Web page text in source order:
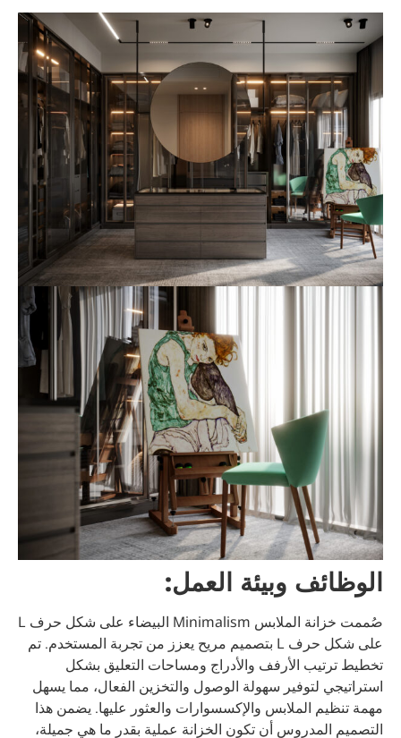
الوظائف وبيئة العمل:
صُممت خزانة الملابس Minimalism البيضاء على شكل حرف L
على شكل حرف L بتصميم مريح يعزز من تجربة المستخدم. تم
تخطيط ترتيب الأرفف والأدراج ومساحات التعليق بشكل
استراتيجي لتوفير سهولة الوصول والتخزين الفعال، مما يسهل
مهمة تنظيم الملابس والإكسسوارات والعثور عليها. يضمن هذا
التصميم المدروس أن تكون الخزانة عملية بقدر ما هي جميلة،